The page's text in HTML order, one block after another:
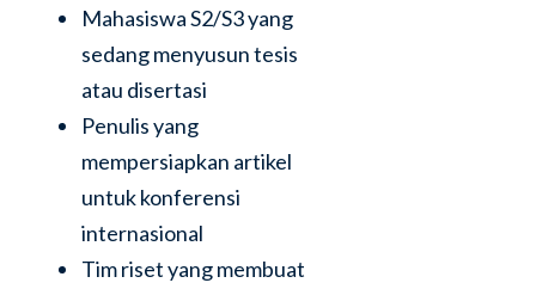
Mahasiswa S2/S3 yang
sedang menyusun tesis
atau disertasi
Penulis yang
mempersiapkan artikel
untuk konferensi
internasional
Tim riset yang membuat